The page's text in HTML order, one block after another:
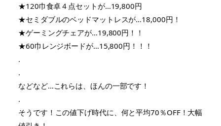
★120巾食卓４点セットが…19,800円
★セミダブルのベッドマットレスが…18,000円！
★ゲーミングチェアが…19,800円！！
★60巾レンジボードが…15,800円！！！
.
.
などなど…これらは、ほんの一部です！
.
そうです！この値下げ時代に、何と平均70％OFF！大幅